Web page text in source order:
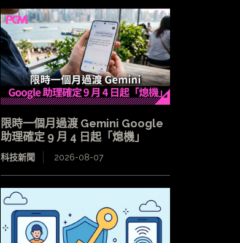
限時一個月過渡 Gemini Google
助理確定 9 月 4 日起「熄機」
科技新聞 2026-08-07